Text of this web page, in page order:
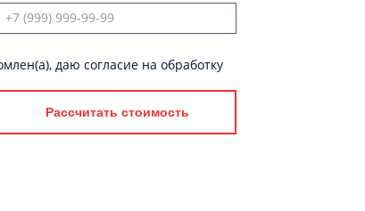
даю согласие на обработку
Рассчитать стоимость